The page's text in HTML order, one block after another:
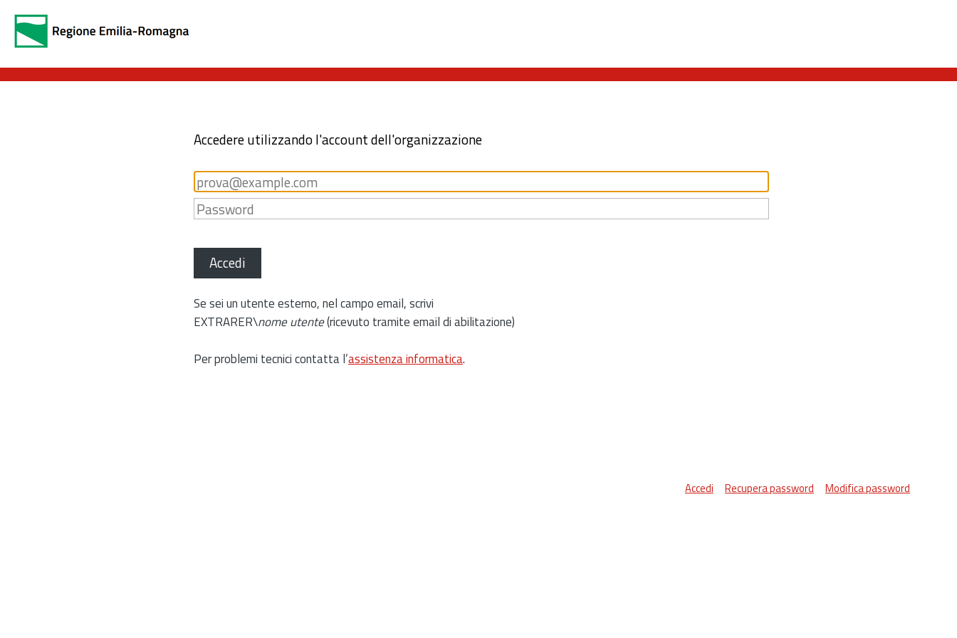
Accedere utilizzando l'account dell'organizzazione
Accedi
Se sei un utente esterno, nel campo email, scrivi
EXTRARER\nome utente(ricevuto tramite email di abilitazione)
Per problemi tecnici contatta l’assistenza informatica.
Accedi Recupera password Modifica password